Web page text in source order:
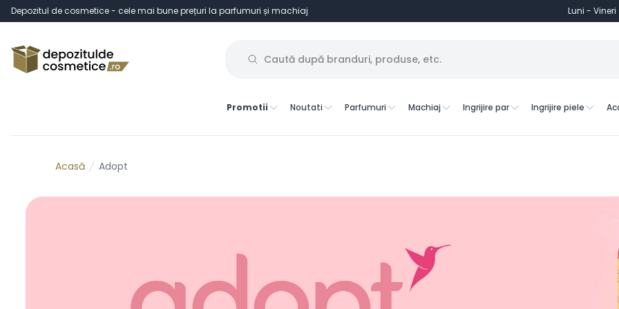
Depozitul de cosmetice - cele mai bune prețuri la parfumuri și machiaj Luni - Vineri
Promotii Noutati Parfumuri Machiaj Ingrijire par Ingrijire piele
Acasă Adopt